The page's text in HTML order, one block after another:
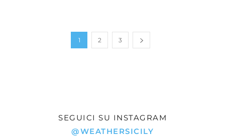
1 2 3
SEGUICI SU INSTAGRAM
@WEATHERSICILY